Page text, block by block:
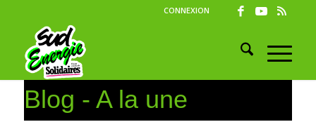
CONNEXION
Blog - A la une